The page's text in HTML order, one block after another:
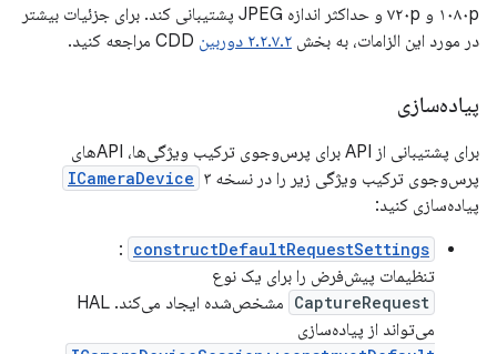
۱۰۸۰p و ۷۲۰p و حداکثر اندازه JPEG پشتیبانی کند. برای جزئیات بیشتر
در مورد این الزامات، به بخش ۲.۲.۷.۲ دوربین
پیاده‌سازی
برای پشتیبانی از API برای پرس‌وجوی ترکیب ویژگی‌ها، APIهای
پرس‌وجوی ترکیب ویژگی زیر را در نسخه ۳
ICameraDevice
پیاده‌سازی کنید:
constructDefaultRequestSettings
:
تنظیمات پیش‌فرض را برای یک نوع
CaptureRequest
مشخص‌شده ایجاد می‌کند. HAL
می‌تواند از پیاده‌سازی